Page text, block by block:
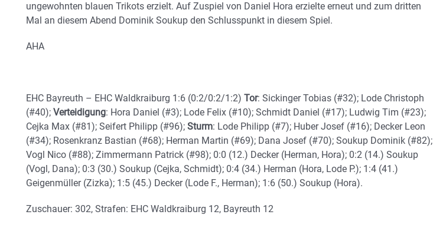
ungewohnten blauen Trikots erzielt. Auf Zuspiel von Daniel Hora erzielte erneut und zum dritten
Mal an diesem Abend Dominik Soukup den Schlusspunkt in diesem Spiel.
AHA
EHC Bayreuth – EHC Waldkraiburg 1:6 (0:2/0:2/1:2) Tor: Sickinger Tobias (#32); Lode Christoph
(#40); Verteidigung: Hora Daniel (#3); Lode Felix (#10); Schmidt Daniel (#17); Ludwig Tim (#23);
Cejka Max (#81); Seifert Philipp (#96); Sturm: Lode Philipp (#7); Huber Josef (#16); Decker Leon
(#34); Rosenkranz Bastian (#68); Herman Martin (#69); Dana Josef (#70); Soukup Dominik (#82);
Vogl Nico (#88); Zimmermann Patrick (#98); 0:0 (12.) Decker (Herman, Hora); 0:2 (14.) Soukup
(Vogl, Dana); 0:3 (30.) Soukup (Cejka, Schmidt); 0:4 (34.) Herman (Hora, Lode P.); 1:4 (41.)
Geigenmüller (Zizka); 1:5 (45.) Decker (Lode F., Herman); 1:6 (50.) Soukup (Hora).
Zuschauer: 302, Strafen: EHC Waldkraiburg 12, Bayreuth 12